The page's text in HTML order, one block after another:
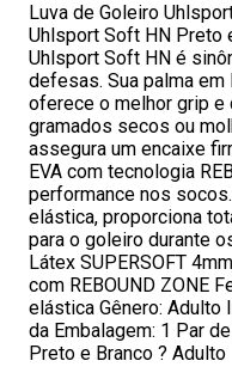
Luva de Goleiro
Uhlsport Soft HN Preto
Uhlsport Soft HN é
defesas. Sua palma em
oferece o melhor grip e
gramados secos ou
assegura um encaixe
EVA com tecnologia
performance nos
elástica, proporciona
para o goleiro durante
Látex SUPERSOFT
com REBOUND ZONE
elástica Gênero:
da Embalagem: 1 Par
Preto e Branco ? Adulto